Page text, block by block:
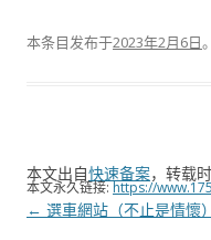
本条目发布于2023年2月6日
本文出自快速备案，转载
本文永久链接:https://
文
← 選車網站（不止是情懷）